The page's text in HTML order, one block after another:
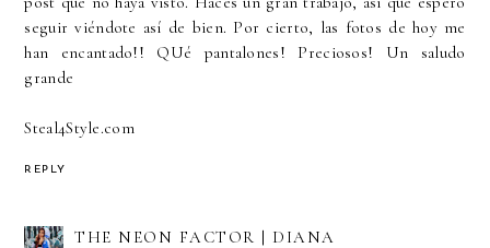
seguir viéndote así de bien. Por cierto, las fotos de hoy me
han encantado!! QUé pantalones! Preciosos! Un saludo
grande
Steal4Style.com
REPLY
THE NEON FACTOR | DIANA